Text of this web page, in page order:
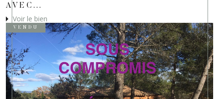
AVEC...
Voir le bien
VENDU